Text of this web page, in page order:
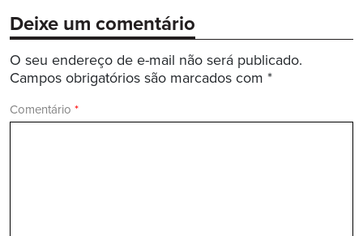
Deixe um comentário
O seu endereço de e-mail não será publicado.
Campos obrigatórios são marcados com *
Comentário *